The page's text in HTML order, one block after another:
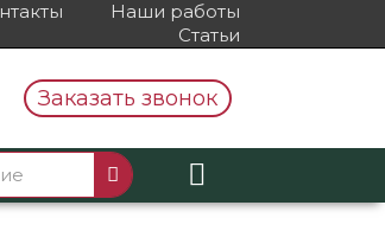
Наши работы
Статьи
Заказать звонок